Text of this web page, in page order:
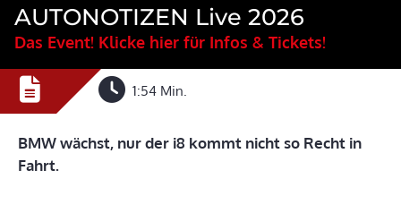
AUTONOTIZEN Live 2026
Das Event! Klicke hier für Infos & Tickets!
1:54 Min.
BMW wächst, nur der i8 kommt nicht so Recht in
Fahrt.